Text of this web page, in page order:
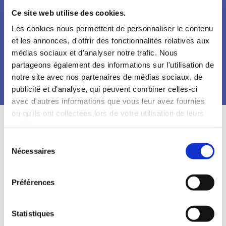
Ce site web utilise des cookies.
Les cookies nous permettent de personnaliser le contenu
et les annonces, d'offrir des fonctionnalités relatives aux
médias sociaux et d'analyser notre trafic. Nous
partageons également des informations sur l'utilisation de
notre site avec nos partenaires de médias sociaux, de
publicité et d'analyse, qui peuvent combiner celles-ci
avec d'autres informations que vous leur avez fournies
ou qu'ils ont collectées lors de votre utilisation de leurs
Nécessaires
Préférences
Statistiques
Nous travaillons dans le respect des normes et
réglementations en vigueur. Notre métier est
réglementé et, chaque année, nous nous devons de
mettre à jour nos connaissances et nos compétences
au travers de la formation continue.